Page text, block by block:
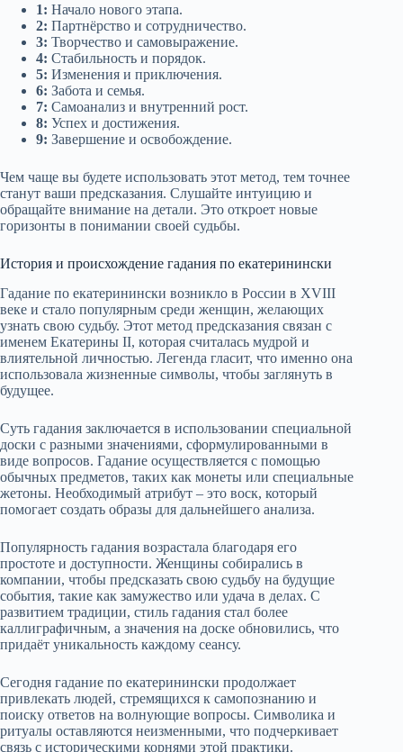
1: Начало нового этапа.
2: Партнёрство и сотрудничество.
3: Творчество и самовыражение.
4: Стабильность и порядок.
5: Изменения и приключения.
6: Забота и семья.
7: Самоанализ и внутренний рост.
8: Успех и достижения.
9: Завершение и освобождение.
Чем чаще вы будете использовать этот метод, тем точнее
станут ваши предсказания. Слушайте интуицию и
обращайте внимание на детали. Это откроет новые
горизонты в понимании своей судьбы.
История и происхождение гадания по екатеринински
Гадание по екатеринински возникло в России в XVIII
веке и стало популярным среди женщин, желающих
узнать свою судьбу. Этот метод предсказания связан с
именем Екатерины II, которая считалась мудрой и
влиятельной личностью. Легенда гласит, что именно она
использовала жизненные символы, чтобы заглянуть в
будущее.
Суть гадания заключается в использовании специальной
доски с разными значениями, сформулированными в
виде вопросов. Гадание осуществляется с помощью
обычных предметов, таких как монеты или специальные
жетоны. Необходимый атрибут – это воск, который
помогает создать образы для дальнейшего анализа.
Популярность гадания возрастала благодаря его
простоте и доступности. Женщины собирались в
компании, чтобы предсказать свою судьбу на будущие
события, такие как замужество или удача в делах. С
развитием традиции, стиль гадания стал более
каллиграфичным, а значения на доске обновились, что
придаёт уникальность каждому сеансу.
Сегодня гадание по екатеринински продолжает
привлекать людей, стремящихся к самопознанию и
поиску ответов на волнующие вопросы. Символика и
ритуалы оставляются неизменными, что подчеркивает
связь с историческими корнями этой практики.